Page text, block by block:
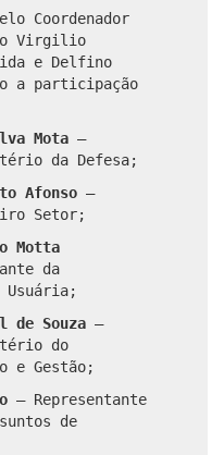
Coordenador
Virgilio
e Delfino
a participação
Mota –
da Defesa;
Afonso –
Setor;
Motta
da
Usuária;
de Souza –
do
e Gestão;
– Representante
de